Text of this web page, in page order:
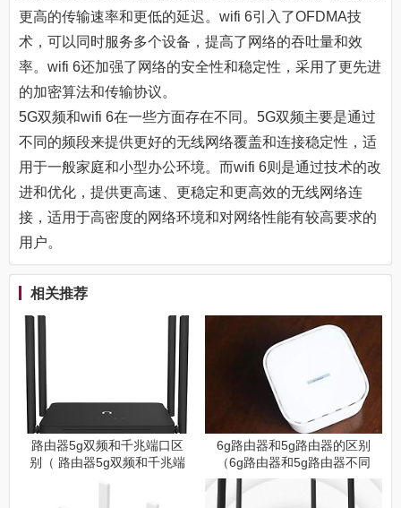
更高的传输速率和更低的延迟。wifi 6引入了OFDMA技
术，可以同时服务多个设备，提高了网络的吞吐量和效
率。wifi 6还加强了网络的安全性和稳定性，采用了更先进
的加密算法和传输协议。
5G双频和wifi 6在一些方面存在不同。5G双频主要是通过
不同的频段来提供更好的无线网络覆盖和连接稳定性，适
用于一般家庭和小型办公环境。而wifi 6则是通过技术的改
进和优化，提供更高速、更稳定和更高效的无线网络连
接，适用于高密度的网络环境和对网络性能有较高要求的
用户。
相关推荐
路由器5g双频和千兆端口区
别（ 路由器5g双频和千兆端
6g路由器和5g路由器的区别
（6g路由器和5g路由器不同
点是什么）